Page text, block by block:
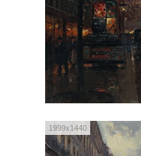
1999x1440